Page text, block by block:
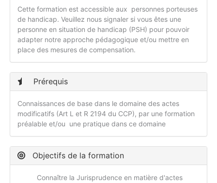
Cette formation est accessible aux personnes porteuses
de handicap. Veuillez nous signaler si vous êtes une
personne en situation de handicap (PSH) pour pouvoir
adapter notre approche pédagogique et/ou mettre en
place des mesures de compensation.
Prérequis
Connaissances de base dans le domaine des actes
modificatifs (Art L et R 2194 du CCP), par une formation
préalable et/ou une pratique dans ce domaine
Objectifs de la formation
Connaître la Jurisprudence en matière d'actes